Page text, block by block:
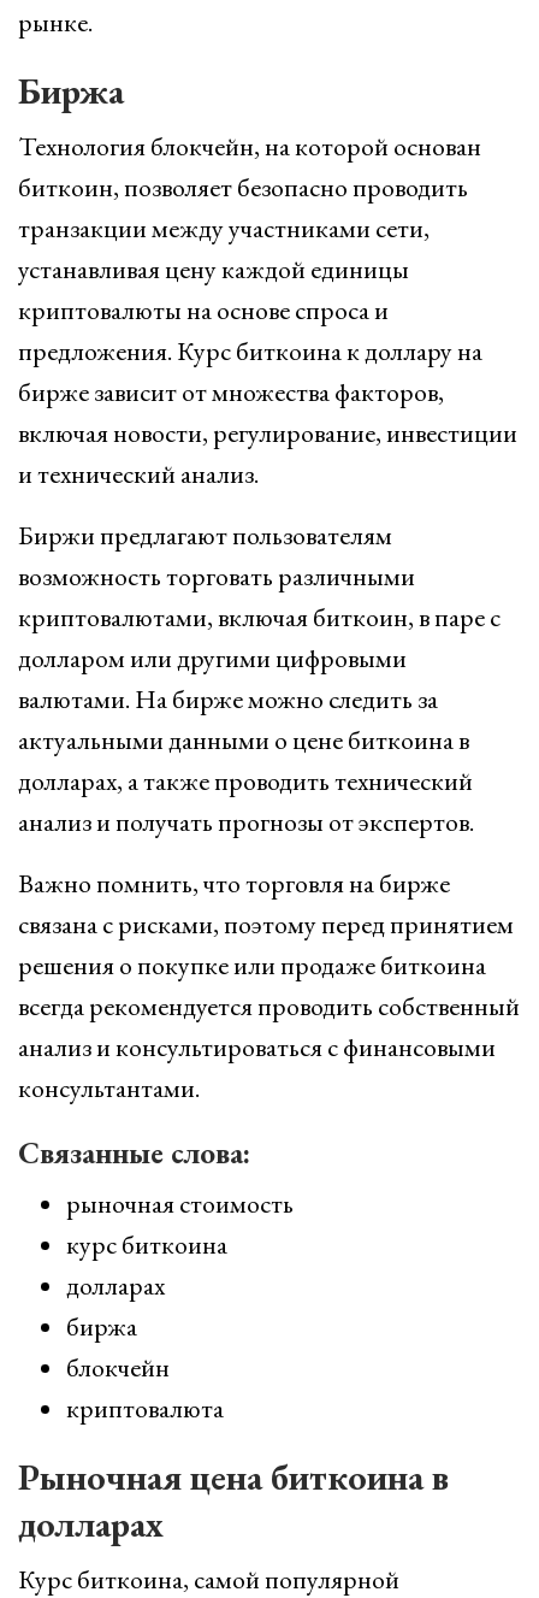
рынке.
Биржа
Технология блокчейн, на которой основан
биткоин, позволяет безопасно проводить
транзакции между участниками сети,
устанавливая цену каждой единицы
криптовалюты на основе спроса и
предложения. Курс биткоина к доллару на
бирже зависит от множества факторов,
включая новости, регулирование, инвестиции
и технический анализ.
Биржи предлагают пользователям
возможность торговать различными
криптовалютами, включая биткоин, в паре с
долларом или другими цифровыми
валютами. На бирже можно следить за
актуальными данными о цене биткоина в
долларах, а также проводить технический
анализ и получать прогнозы от экспертов.
Важно помнить, что торговля на бирже
связана с рисками, поэтому перед принятием
решения о покупке или продаже биткоина
всегда рекомендуется проводить собственный
анализ и консультироваться с финансовыми
консультантами.
Связанные слова:
рыночная стоимость
курс биткоина
долларах
биржа
блокчейн
криптовалюта
Рыночная цена биткоина в
долларах
Курс биткоина, самой популярной